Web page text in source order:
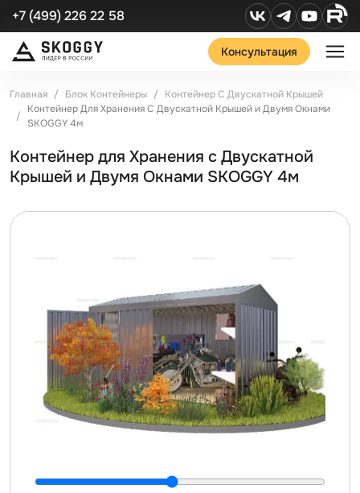
+7 (499) 226 22 58
Консультация
Главная Блок Контейнеры
Контейнер С Двускатной Крышей
Контейнер Для Хранения С Двускатной Крышей и Двумя Окнами
SKOGGY 4м
Контейнер для Хранения с Двускатной
Крышей и Двумя Окнами SKOGGY 4м